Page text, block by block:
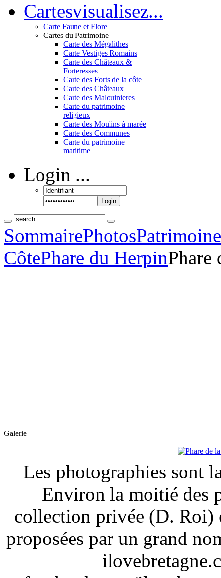
Cartesvisualisez...
Carte Faune et Flore
Cartes du Patrimoine
Carte des Mégalithes
Carte Vestiges Romains
Carte des Châteaux &
Forteresses
Carte des Forts de la côte
Carte des Châteaux
Carte des Malouinieres
Carte du patrimoine
religieux
Carte des Moulins à marée
Carte des Communes
Carte du patrimoine
maritime
Login ...
Login
SommairePhotos
CôtePhare du HerpinPhare
Galerie
Les photographies sont
Environ la moitié des
collection privée (D. Roi)
proposées par un grand